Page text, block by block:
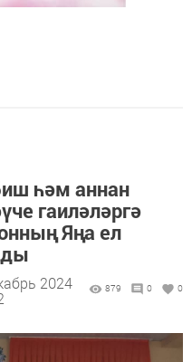
һәм аннан
гаиләләргә
Яңа ел
2024
879 0 0